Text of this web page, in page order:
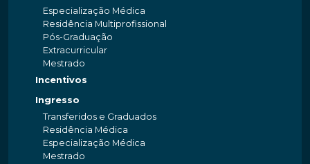
Especialização Médica
Residência Multiprofissional
Pós-Graduação
Extracurricular
Mestrado
Incentivos
Ingresso
Transferidos e Graduados
Residência Médica
Especialização Médica
Mestrado